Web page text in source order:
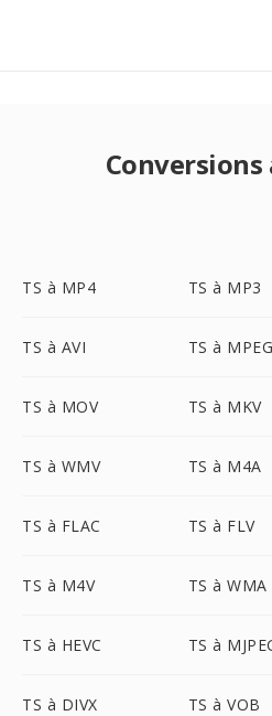
Conversions
TS à MP4 TS à MP3
TS à AVI TS à MPEG
TS à MOV TS à MKV
TS à WMV TS à M4A
TS à FLAC TS à FLV
TS à M4V TS à WMA
TS à HEVC TS à
TS à DIVX TS à VOB